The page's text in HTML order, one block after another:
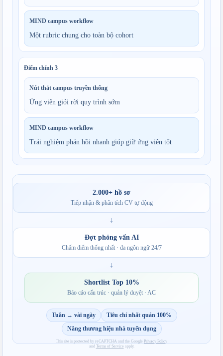
MIND campus workflow
Một rubric chung cho toàn bộ cohort
Điểm chính 3
Nút thắt campus truyền thống
Ứng viên giỏi rời quy trình sớm
MIND campus workflow
Trải nghiệm phản hồi nhanh giúp giữ ứng viên tốt
2.000+ hồ sơ
Tiếp nhận & phân tích CV tự động
↓
Đợt phỏng vấn AI
Chấm điểm thống nhất · đa ngôn ngữ 24/7
↓
Shortlist Top 10%
Báo cáo cấu trúc · quản lý duyệt · AC
Tuần → vài ngày
Tiêu chí nhất quán 100%
Nâng thương hiệu nhà tuyển dụng
This site is protected by reCAPTCHA and the Google Privacy Policy
and Terms of Service apply.